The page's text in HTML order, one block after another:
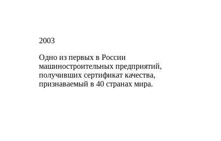
2003
Одно из первых в России
машиностроительных предприятий,
получивших сертификат качества,
признаваемый в 40 странах мира.